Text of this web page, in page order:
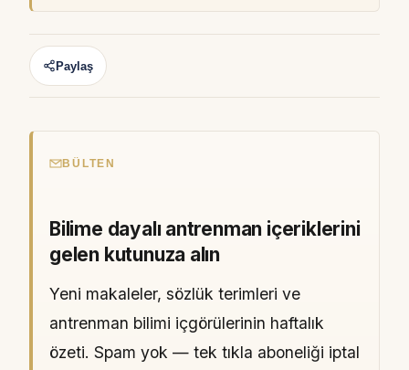
Paylaş
BÜLTEN
Bilime dayalı antrenman içeriklerini
gelen kutunuza alın
Yeni makaleler, sözlük terimleri ve
antrenman bilimi içgörülerinin haftalık
özeti. Spam yok — tek tıkla aboneliği iptal